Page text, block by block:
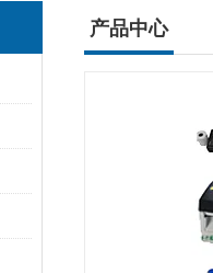
产品中心